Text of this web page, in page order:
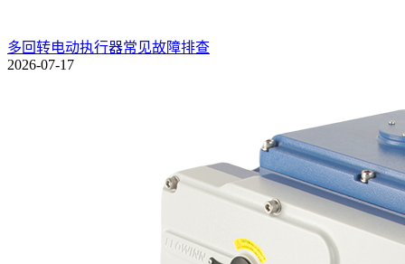
多回转电动执行器常见故障排查
2026-07-17